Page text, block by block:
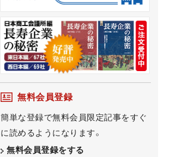
無料会員登録
簡単な登録で無料会員限定記事をすぐ
に読めるようになります。
無料会員登録をする